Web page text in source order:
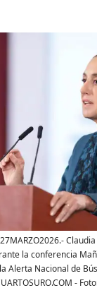
la conferencia
Alerta Nacional de
-